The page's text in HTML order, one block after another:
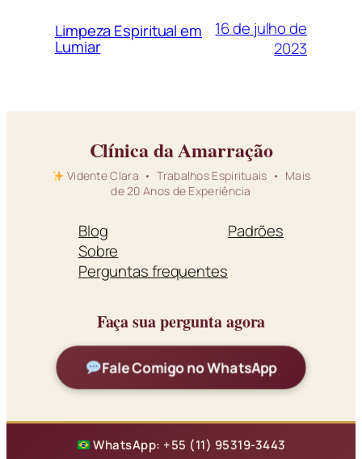
Limpeza Espiritual em
Lumiar
16 de julho de
2023
Clínica da Amarração
Vidente Clara • Trabalhos Espirituais • Mais
de 20 Anos de Experiência
Blog
Sobre
Perguntas frequentes
Padrões
Faça sua pergunta agora
Fale Comigo no WhatsApp
WhatsApp: +55 (11) 95319-3443